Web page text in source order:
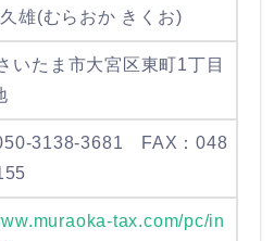
雄(むらおか きくお)
いたま市大宮区東町1丁目
3138-3681 FAX：048
tax.com/pc/in